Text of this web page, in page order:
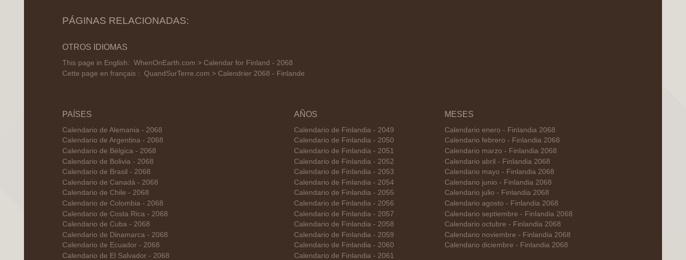
PÁGINAS RELACIONADAS:
OTROS IDIOMAS
This page in English: WhenOnEarth.com > Calendar for Finland - 2068
Cette page en français : QuandSurTerre.com > Calendrier 2068 - Finlande
PAÍSES
Calendario de Alemania - 2068
Calendario de Argentina - 2068
Calendario de Bélgica - 2068
Calendario de Bolivia - 2068
Calendario de Brasil - 2068
Calendario de Canadá - 2068
Calendario de Chile - 2068
Calendario de Colombia - 2068
Calendario de Costa Rica - 2068
Calendario de Cuba - 2068
Calendario de Dinamarca - 2068
Calendario de Ecuador - 2068
Calendario de El Salvador - 2068
AÑOS
Calendario de Finlandia - 2049
Calendario de Finlandia - 2050
Calendario de Finlandia - 2051
Calendario de Finlandia - 2052
Calendario de Finlandia - 2053
Calendario de Finlandia - 2054
Calendario de Finlandia - 2055
Calendario de Finlandia - 2056
Calendario de Finlandia - 2057
Calendario de Finlandia - 2058
Calendario de Finlandia - 2059
Calendario de Finlandia - 2060
Calendario de Finlandia - 2061
MESES
Calendario enero - Finlandia 2068
Calendario febrero - Finlandia 2068
Calendario marzo - Finlandia 2068
Calendario abril - Finlandia 2068
Calendario mayo - Finlandia 2068
Calendario junio - Finlandia 2068
Calendario julio - Finlandia 2068
Calendario agosto - Finlandia 2068
Calendario septiembre - Finlandia 2068
Calendario octubre - Finlandia 2068
Calendario noviembre - Finlandia 2068
Calendario diciembre - Finlandia 2068